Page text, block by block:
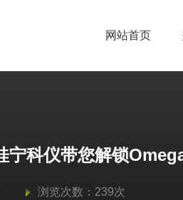
网站首页
宁科仪带您解锁
浏览次数：239次